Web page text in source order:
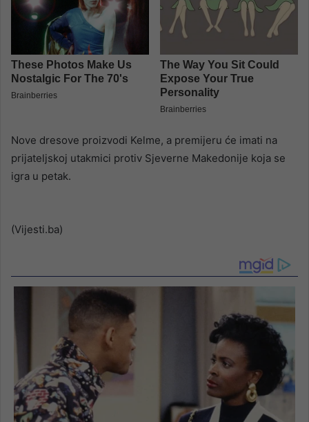
Nove dresove proizvodi Kelme, a premijeru će imati na
prijateljskoj utakmici protiv Sjeverne Makedonije koja se
igra u petak.
(Vijesti.ba)